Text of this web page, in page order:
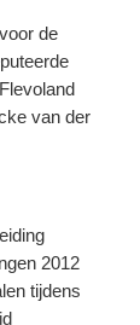
de
van der
2012
tijdens